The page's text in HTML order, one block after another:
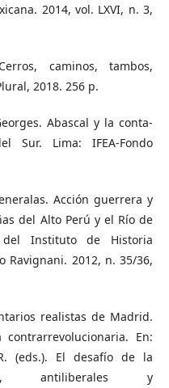
2014, vol. LXVI, n. 3,
caminos, tambos,
2018. 256 p.
Abascal y la conta-
Sur. Lima: IFEA-Fondo
Acción guerrera y
del Alto Perú y el Río de
del Instituto de Historia
Ravignani. 2012, n. 35/36,
realistas de Madrid.
En:
(eds.). El desafío de la
antiliberales y